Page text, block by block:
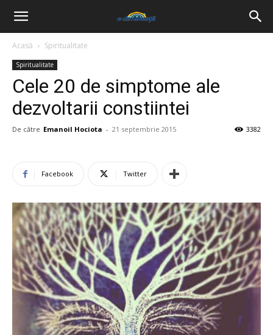
Acasă Spiritualitate
Spiritualitate
Cele 20 de simptome ale
dezvoltarii constiintei
De către Emanoil Hociota - 21 septembrie 2015 3382
Facebook Twitter